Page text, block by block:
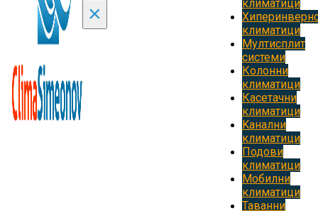
×
климатици
климатици
Мултисплит
системи
Колонни
климатици
Касетачни
климатици
Kанални
климатици
Подови
климатици
Мобилни
климатици
Таванни